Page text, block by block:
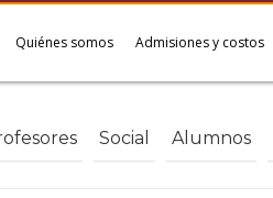
Quiénes somos Admisiones y costos
Social Alumnos